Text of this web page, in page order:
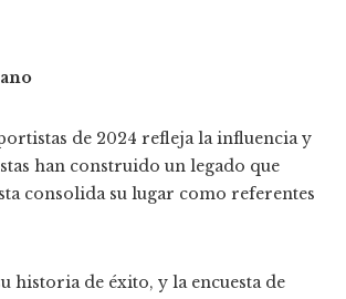
de 2024 refleja la influencia y
han construido un legado que
consolida su lugar como referentes
historia de éxito, y la encuesta de